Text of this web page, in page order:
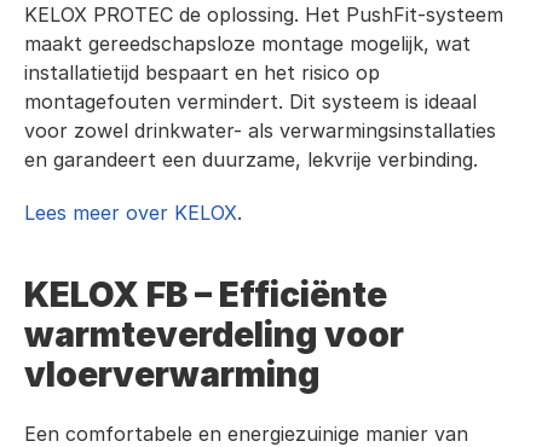
KELOX PROTEC de oplossing. Het PushFit-systeem
maakt gereedschapsloze montage mogelijk, wat
installatietijd bespaart en het risico op
montagefouten vermindert. Dit systeem is ideaal
voor zowel drinkwater- als verwarmingsinstallaties
en garandeert een duurzame, lekvrije verbinding.
Lees meer over KELOX.
KELOX FB – Efficiënte
warmteverdeling voor
vloerverwarming
Een comfortabele en energiezuinige manier van